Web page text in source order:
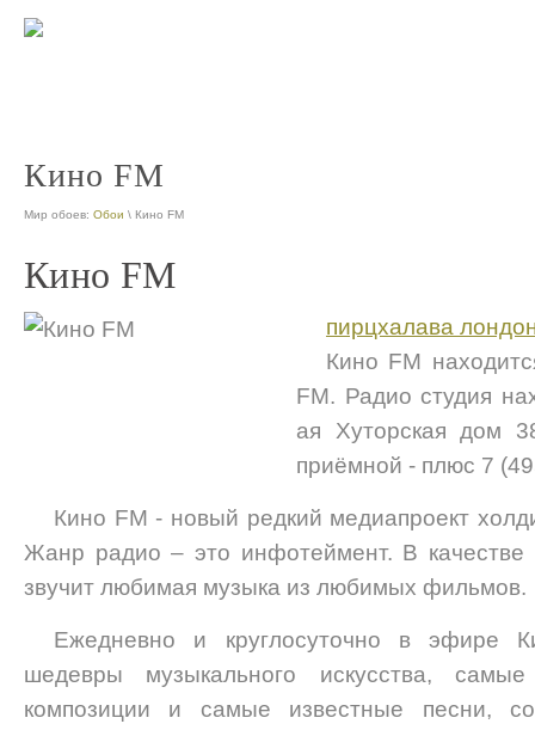
Кино FM
Мир обоев: Обои \ Кино FM
Кино FM
пирцхалава
Кино FM
FM. Радио студия
ая Хуторская дом
приёмной - плюс 7
Кино FM - новый редкий медиапроект
Жанр радио – это инфотеймент. В
звучит любимая музыка из любимых фильмов.
Ежедневно и круглосуточно в эфире
шедевры музыкального искусства,
композиции и самые известные песни,